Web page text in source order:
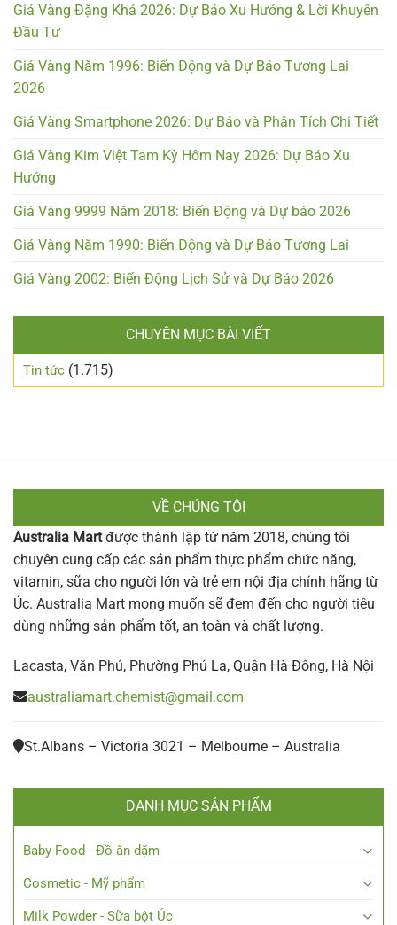
Giá Vàng Đặng Khá 2026: Dự Báo Xu Hướng & Lời Khuyên
Đầu Tư
Giá Vàng Năm 1996: Biến Động và Dự Báo Tương Lai
2026
Giá Vàng Smartphone 2026: Dự Báo và Phân Tích Chi Tiết
Giá Vàng Kim Việt Tam Kỳ Hôm Nay 2026: Dự Báo Xu
Hướng
Giá Vàng 9999 Năm 2018: Biến Động và Dự báo 2026
Giá Vàng Năm 1990: Biến Động và Dự Báo Tương Lai
Giá Vàng 2002: Biến Động Lịch Sử và Dự Báo 2026
CHUYÊN MỤC BÀI VIẾT
Tin tức (1.715)
VỀ CHÚNG TÔI
Australia Martđược thành lập từ năm 2018, chúng tôi
chuyên cung cấp các sản phẩm thực phẩm chức năng,
vitamin, sữa cho người lớn và trẻ em nội địa chính hãng từ
Úc. Australia Mart mong muốn sẽ đem đến cho người tiêu
dùng những sản phẩm tốt, an toàn và chất lượng.
Lacasta, Văn Phú, Phường Phú La, Quận Hà Đông, Hà Nội
australiamart.chemist@gmail.com
St.Albans – Victoria 3021 – Melbourne – Australia
DANH MỤC SẢN PHẨM
Baby Food - Đồ ăn dặm
Cosmetic - Mỹ phẩm
Milk Powder - Sữa bột Úc